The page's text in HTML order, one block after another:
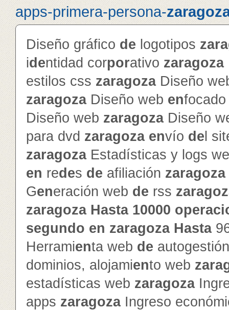
apps-primera-persona-
Diseño gráfico de logotipos
identidad corporativo zaragoza
estilos css zaragozaDiseño
zaragozaDiseño web en
Diseño web zaragozaDiseño
para dvd zaragoza envío de l
zaragozaEstadísticas y logs
en redes de afiliación zaragoza
Generación web de rss
zaragoza Hasta 10000
segundo en zaragoza Hasta
Herramienta web de
dominios, alojamiento web
estadísticas web zaragoza
apps zaragozaIngreso